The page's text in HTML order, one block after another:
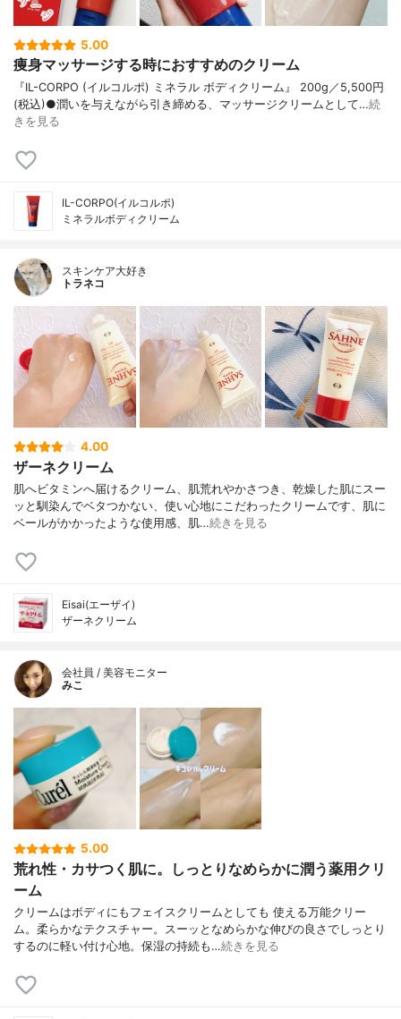
5.00
痩身マッサージする時におすすめのクリーム
『IL-CORPO (イルコルポ) ミネラル ボディクリーム』 200g／5,500円
(税込)●潤いを与えながら引き締める、マッサージクリームとして…続
きを見る
IL-CORPO(イルコルポ)
ミネラルボディクリーム
スキンケア大好き
トラネコ
4.00
ザーネクリーム
肌へビタミンへ届けるクリーム、肌荒れやかさつき、乾燥した肌にスー
ッと馴染んでベタつかない、使い心地にこだわったクリームです、肌に
ベールがかかったような使用感、肌…続きを見る
Eisai(エーザイ)
ザーネクリーム
会社員 / 美容モニター
みこ
5.00
荒れ性・カサつく肌に。しっとりなめらかに潤う薬用クリ
ーム
クリームはボディにもフェイスクリームとしても 使える万能クリー
ム。柔らかなテクスチャー。スーッとなめらかな伸びの良さでしっとり
するのに軽い付け心地。保湿の持続も…続きを見る